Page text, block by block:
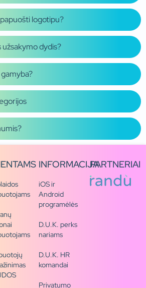
logotipu?
užsakymo dydis?
INFORMACIJA
iOS ir
Android
programėlės
D.U.K. perks
nariams
D.U.K. HR
komandai
Privatumo
PARTNERIAI